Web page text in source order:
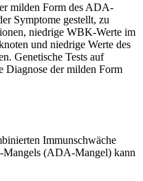
milden Form des ADA-
Symptome gestellt, zu
niedrige WBK-Werte im
und niedrige Werte des
Genetische Tests auf
der milden Form
Immunschwäche
Mangels (ADA-Mangel) kann